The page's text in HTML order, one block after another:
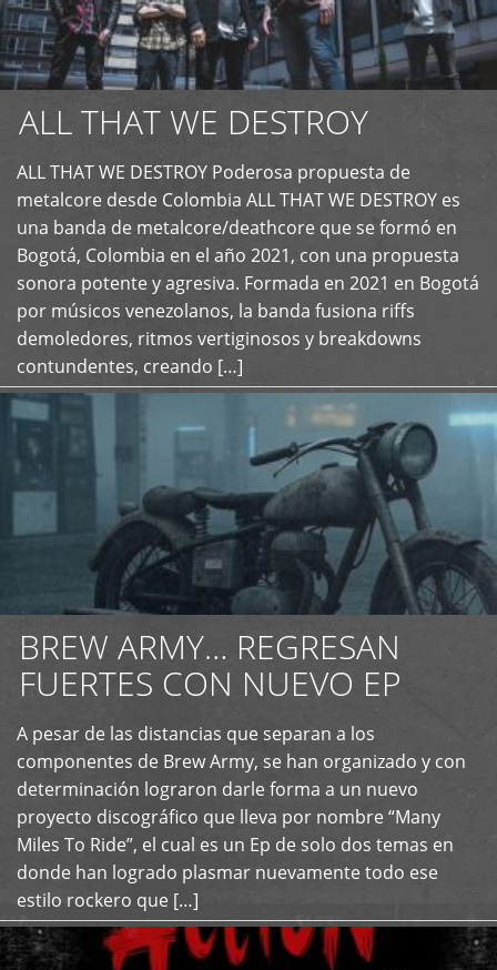
ALL THAT WE DESTROY
ALL THAT WE DESTROY Poderosa propuesta de
metalcore desde Colombia ALL THAT WE DESTROY es
una banda de metalcore/deathcore que se formó en
Bogotá, Colombia en el año 2021, con una propuesta
sonora potente y agresiva. Formada en 2021 en Bogotá
por músicos venezolanos, la banda fusiona riffs
demoledores, ritmos vertiginosos y breakdowns
contundentes, creando […]
+
BREW ARMY… REGRESAN
FUERTES CON NUEVO EP
A pesar de las distancias que separan a los
componentes de Brew Army, se han organizado y con
determinación lograron darle forma a un nuevo
proyecto discográfico que lleva por nombre “Many
Miles To Ride”, el cual es un Ep de solo dos temas en
donde han logrado plasmar nuevamente todo ese
estilo rockero que […]
+